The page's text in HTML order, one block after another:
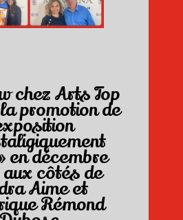
chez Arts Top
promotion de
en décembre
côtés de
Aime et
Rémond